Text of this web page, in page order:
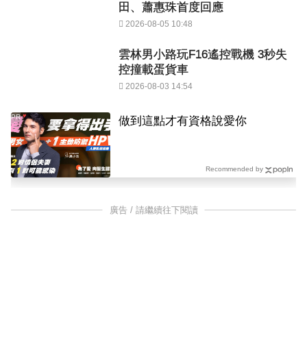
田、蕭惠珠首度回應
2026-08-05 10:48
雲林男小路玩F16遙控戰機 3秒失
控撞載蛋貨車
2026-08-03 14:54
做到這點才有資格說愛你
PR
Recommended by
廣告 / 請繼續往下閱讀